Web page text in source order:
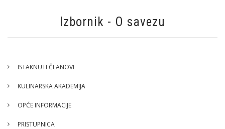
Izbornik - O savezu
ISTAKNUTI ČLANOVI
KULINARSKA AKADEMIJA
OPĆE INFORMACIJE
PRISTUPNICA